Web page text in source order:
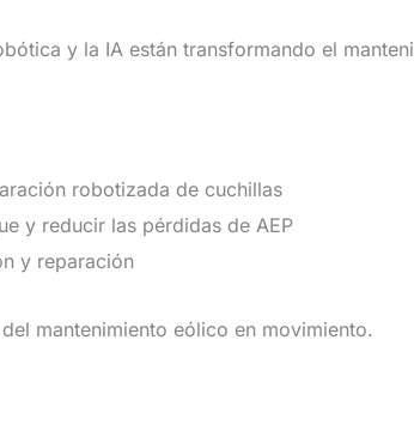
y la IA están transformando el
robotizada de cuchillas
y reducir las pérdidas de AEP
y reparación
mantenimiento eólico en movimiento.